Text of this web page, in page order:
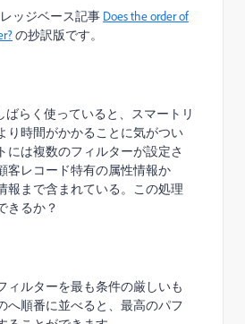
ッジベース記事 Does the order of
の抄訳版です。
ばらく使っていると、スマートリ
り時間がかかることに気がつい
には複数のフィルターが設定さ
客レコード特有の属性情報か
報まで含まれている。この処理
きるか？
ィルターを最も条件の厳しいも
へ順番に並べると、最高のパフ